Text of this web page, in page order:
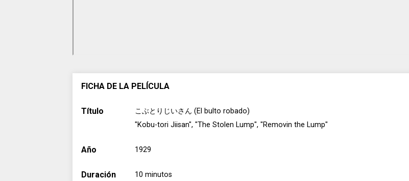
FICHA DE LA PELÍCULA
Título
こぶとりじいさん (El bulto robado)
"Kobu-tori Jiisan", "The Stolen Lump", "Removin the Lump"
Año 1929
Duración 10 minutos